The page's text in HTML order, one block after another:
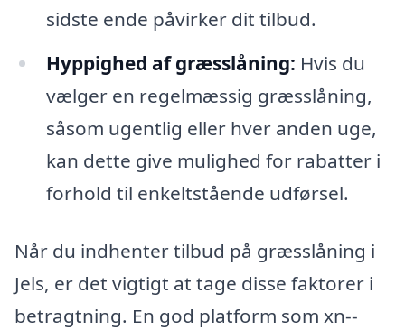
sidste ende påvirker dit tilbud.
Hyppighed af græsslåning: Hvis du
vælger en regelmæssig græsslåning,
såsom ugentlig eller hver anden uge,
kan dette give mulighed for rabatter i
forhold til enkeltstående udførsel.
Når du indhenter tilbud på græsslåning i
Jels, er det vigtigt at tage disse faktorer i
betragtning. En god platform som xn--